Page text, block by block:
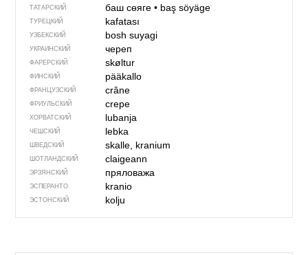
ТАТАРСКИЙ баш сөяге• baş söyäge
ТУРЕЦКИЙ kafatası
УЗБЕКСКИЙ bosh suyagi
УКРАИНСКИЙ череп
ФАРЕРСКИЙ skøltur
ФИНСКИЙ pääkallo
ФРАНЦУЗСКИЙ crâne
ФРИУЛЬСКИЙ crepe
ХОРВАТСКИЙ lubanja
ЧЕШСКИЙ lebka
ШВЕДСКИЙ skalle, kranium
ШОТЛАНДСКИЙ claigeann
ЭРЗЯНСКИЙ пряловажа
ЭСПЕРАНТО kranio
ЭСТОНСКИЙ kolju